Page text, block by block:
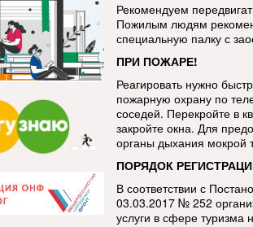
Рекомендуем
Пожилым людям
специальную палку с
ПРИ ПОЖАРЕ!
Реагировать нужно
пожарную охрану по
соседей. Перекройте в
закройте окна. Для
органы дыхания мокрой
ПОРЯДОК
В соответствии с
03.03.2017 № 252
услуги в сфере туризма